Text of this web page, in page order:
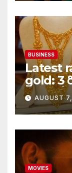
BUSINESS
Latest
gold: 3
తులం
AUGUST
MOVIES